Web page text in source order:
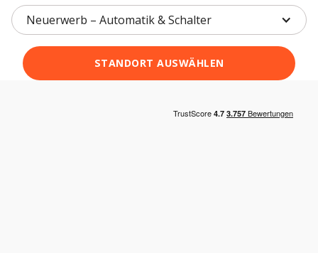
Neuerwerb – Automatik & Schalter
STANDORT AUSWÄHLEN